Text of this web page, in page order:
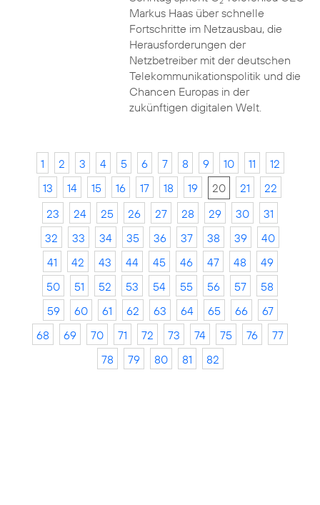
Markus Haas über schnelle
Fortschritte im Netzausbau, die
Herausforderungen der
Netzbetreiber mit der deutschen
Telekommunikationspolitik und die
Chancen Europas in der
zukünftigen digitalen Welt.
1 2 3 4 5 6 7 8 9 10 11
12
13
14 15 16 17 18 19 20 21
22
23
24 25 26 27 28 29 30
31
32
33 34 35 36 37 38 39
40
41
42 43 44 45 46 47 48
49
50
51 52 53 54 55 56 57
58
59
60 61 62 63 64 65 66
67
68
69 70 71 72 73 74 75 76
77
78
79 80 81 82